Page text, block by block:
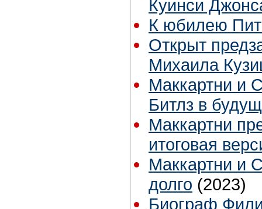
Куинси
К юбилею
Открыт
Михаила
Маккартни и
Битлз в
Маккартни
итоговая
Маккартни и
долго (2023)
Биограф